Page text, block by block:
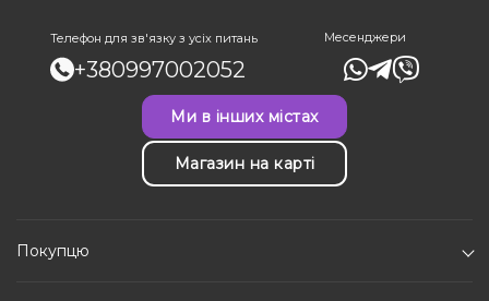
Телефон для зв'язку з усіх питань
+380997002052
Месенджери
Ми в інших містах
Магазин на карті
Покупцю